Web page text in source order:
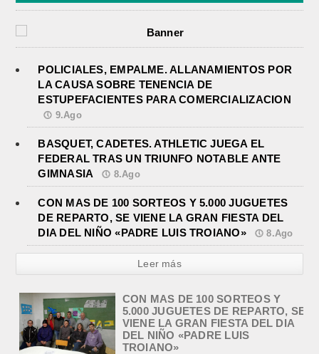
POLICIALES, EMPALME. ALLANAMIENTOS POR
LA CAUSA SOBRE TENENCIA DE
ESTUPEFACIENTES PARA COMERCIALIZACION
9.Ago
BASQUET, CADETES. ATHLETIC JUEGA EL
FEDERAL TRAS UN TRIUNFO NOTABLE ANTE
GIMNASIA
8.Ago
CON MAS DE 100 SORTEOS Y 5.000 JUGUETES
DE REPARTO, SE VIENE LA GRAN FIESTA DEL
DIA DEL NIÑO «PADRE LUIS TROIANO»
8.Ago
Leer más
CON MAS DE 100 SORTEOS Y
5.000 JUGUETES DE REPARTO, SE
VIENE LA GRAN FIESTA DEL DIA
DEL NIÑO «PADRE LUIS
TROIANO»
La Asociación Fiesta del Día del Niño
“Padre Luis Troiano” brindó a la
prensa los detalles del gran festejo
del...